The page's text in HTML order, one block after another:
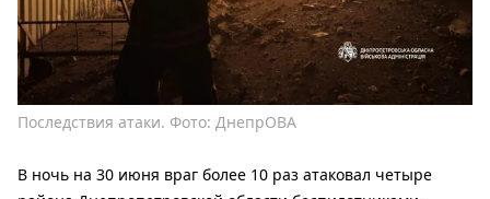
Последствия атаки. Фото: ДнепрОВА
В ночь на 30 июня враг более 10 раз атаковал четыре